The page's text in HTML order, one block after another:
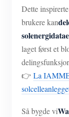
Dette
brukere kan
laget først et
👉 La
Så bygde vi